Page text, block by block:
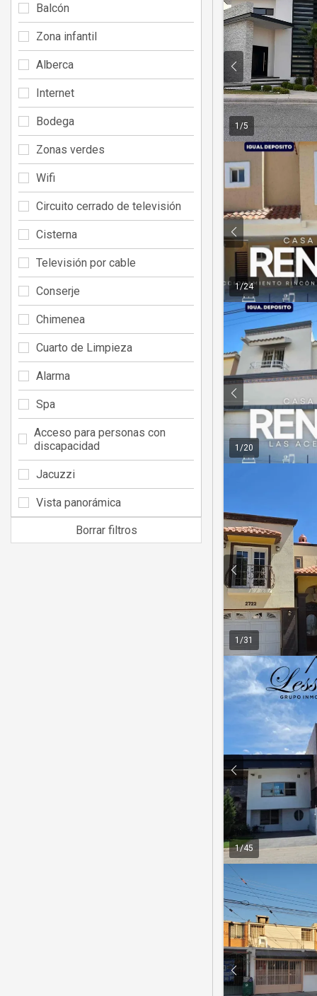
1 /5
1/24
1 /20
1 /31
1/45
Balcón
Zona infantil
Alberca
Internet
Bodega
Zonas verdes
Wifi
Circuito cerrado de televisión
Cisterna
Televisión por cable
Conserje
Chimenea
Cuarto de Limpieza
Alarma
Spa
Acceso para personas con
discapacidad
Jacuzzi
Vista panorámica
Borrar filtros